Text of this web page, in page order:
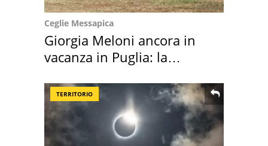
Ceglie Messapica
Giorgia Meloni ancora in
vacanza in Puglia: la
TERRITORIO